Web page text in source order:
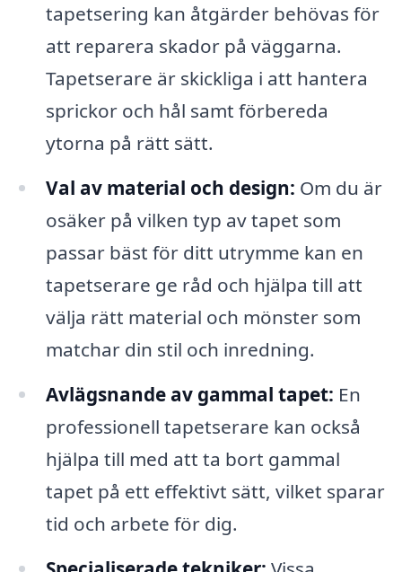
tapetsering kan åtgärder behövas för
att reparera skador på väggarna.
Tapetserare är skickliga i att hantera
sprickor och hål samt förbereda
ytorna på rätt sätt.
Val av material och design: Om du är
osäker på vilken typ av tapet som
passar bäst för ditt utrymme kan en
tapetserare ge råd och hjälpa till att
välja rätt material och mönster som
matchar din stil och inredning.
Avlägsnande av gammal tapet: En
professionell tapetserare kan också
hjälpa till med att ta bort gammal
tapet på ett effektivt sätt, vilket sparar
tid och arbete för dig.